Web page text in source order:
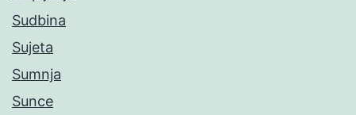
Sudbina
Sujeta
Sumnja
Sunce